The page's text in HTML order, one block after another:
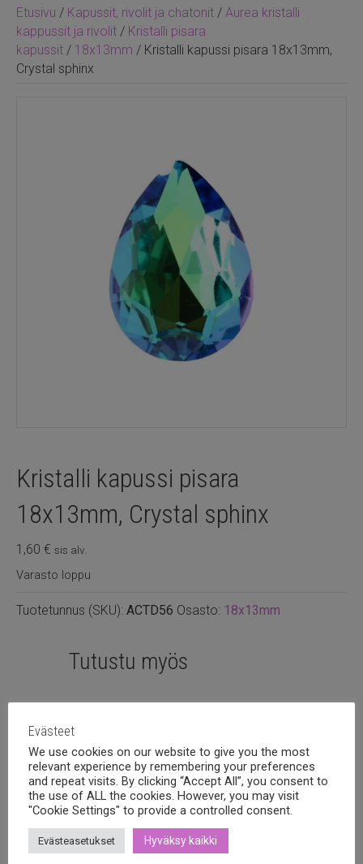
Etusivu / Kapussit, rivolit ja chatonit / Aurea kristalli
kappussit ja rivolit / Kristalli pisara
kapussit / 18x13mm / Kristalli kapussi pisara 18x13mm,
Crystal sphinx
Kristalli kapussi pisara
18x13mm, Crystal sphinx
1,60 € sis alv.
Varasto loppu
Tuotetunnus (SKU): ACTD56 Osasto: 18x13mm
Tutustu myös
Evästeet
We use cookies on our website to give you the most
relevant experience by remembering your preferences
and repeat visits. By clicking “Accept All”, you consent to
the use of ALL the cookies. However, you may visit
"Cookie Settings" to provide a controlled consent.
Evästeasetukset Hyväksy kaikki